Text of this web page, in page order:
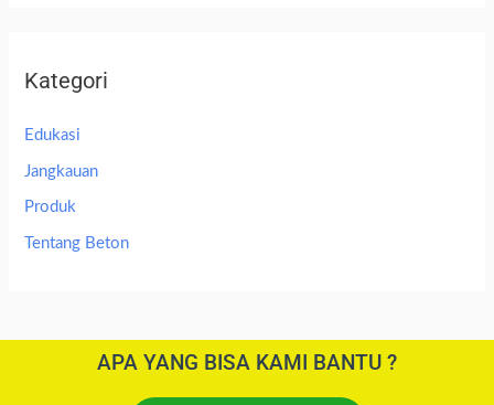
Kategori
Edukasi
Jangkauan
Produk
Tentang Beton
APA YANG BISA KAMI BANTU ?